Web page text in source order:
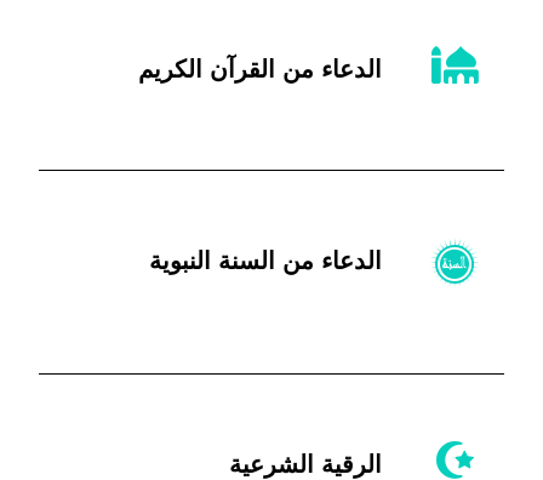
الدعاء من القرآن الكريم
الدعاء من السنة النبوية
الرقية الشرعية